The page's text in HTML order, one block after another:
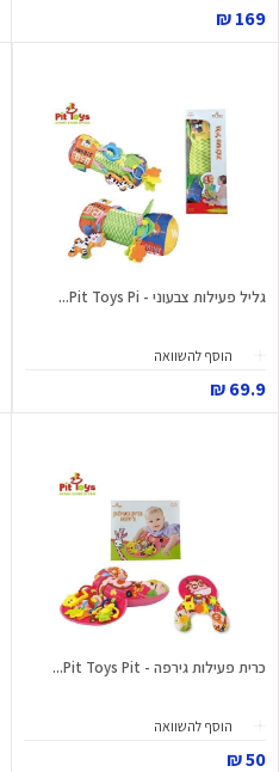
169 ₪
גליל פעילות צבעוני - Pit Toys Pi...
הוסף להשוואה
69.9 ₪
כרית פעילות גירפה - Pit Toys Pit...
הוסף להשוואה
50 ₪